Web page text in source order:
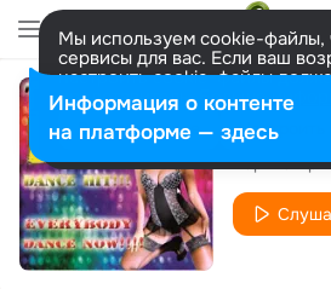
Мы используем cookie-файлы,
сервисы для вас. Если ваш
настроить cookie-файлы
представитель. Больше
Разрешить все Настроить
Карина
Информация о контенте
на платформе — здесь